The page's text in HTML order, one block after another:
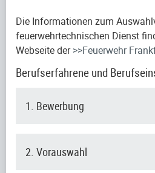
Die Informationen zum
feuerwehrtechnischen Dienst
Webseite der>>Feuerwehr
Berufserfahrene und
1. Bewerbung
2. Vorauswahl